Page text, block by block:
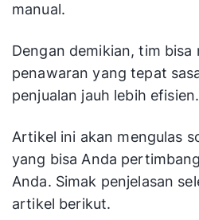
manual.
Dengan demikian, tim bisa
penawaran yang tepat
penjualan jauh lebih efisien.
Artikel ini akan mengulas
yang bisa Anda
Anda. Simak penjelasan
artikel berikut.